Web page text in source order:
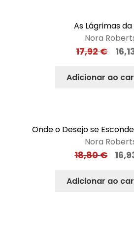
As Lágrimas da
Nora
17,92€
Adicionar ao
Onde o Desejo se
Nora
18,80€
Adicionar ao